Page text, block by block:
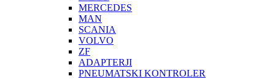
MERCEDES
MAN
SCANIA
VOLVO
ZF
ADAPTERJI
PNEUMATSKI KONTROLER